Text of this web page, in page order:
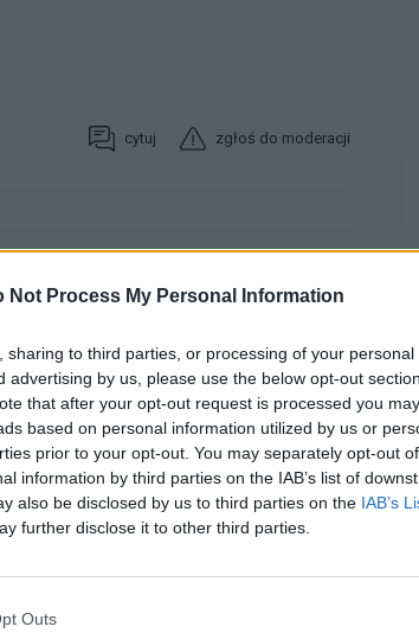
Not Process My Personal Information
sharing to third parties, or processing of your personal
advertising by us, please use the below opt-out
that after your opt-out request is processed you may
based on personal information utilized by us or
prior to your opt-out. You may separately opt-out
information by third parties on the IAB’s list of
also be disclosed by us to third parties on the IAB’s
further disclose it to other third parties.
Outs
cytuj zgłoś do moderacji
WYBIERZ PLIK